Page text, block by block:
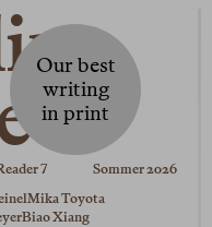
7
Sommer 2026
Mika Toyota
Biao Xiang
Our best
writing
in print